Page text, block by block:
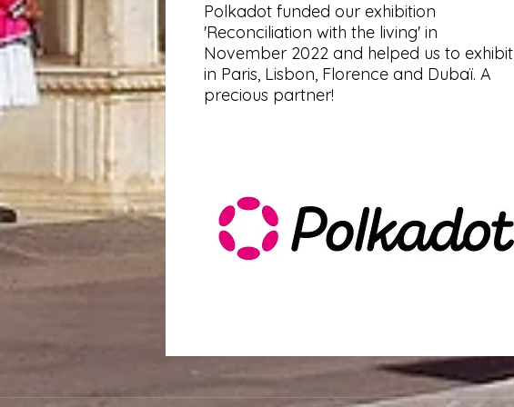
Polkadot funded our exhibition
'Reconciliation with the living' in
November 2022 and helped us to exhibit
in Paris, Lisbon, Florence and Dubaï. A
precious partner!